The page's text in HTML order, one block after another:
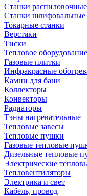
Станки распиловочные
Станки шлифовальные
Токарные станки
Верстаки
Тиски
Тепловое оборудование
Газовые плитки
Инфракрасные
Камни для бани
Коллекторы
Конвекторы
Радиаторы
Тэны нагревательные
Тепловые завесы
Тепловые пушки
Газовые тепловые
Дизельные тепловые
Электрические
Тепловентиляторы
Электрика и свет
Кабель, провод